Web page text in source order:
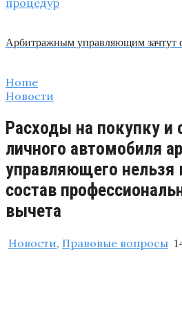
Арбитражным управляющим зачтут
Home
Новости
Расходы на покупку и
личного автомобиля
управляющего нельзя
состав
вычета
Новости, Правовые вопросы